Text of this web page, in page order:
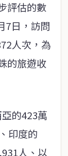
評估的數
7日，訪問
人次，為
的旅遊收
的423萬
印度的
人、以